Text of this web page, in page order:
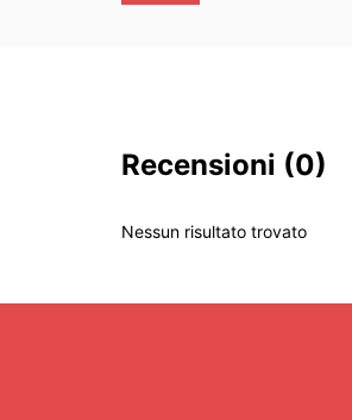
Recensioni (0)
Nessun risultato trovato